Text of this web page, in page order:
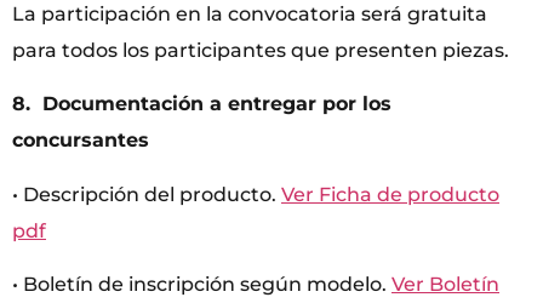
La participación en la convocatoria será gratuita
para todos los participantes que presenten piezas.
8. Documentación a entregar por los
concursantes
• Descripción del producto. Ver Ficha de producto
pdf
• Boletín de inscripción según modelo. Ver Boletín